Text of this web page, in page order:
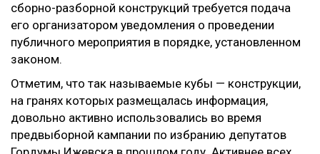
сборно-разборной конструкций требуется подача
его организатором уведомления о проведении
публичного мероприятия в порядке, установленном
законом.
Отметим, что так называемые кубы — конструкции,
на гранях которых размещалась информация,
довольно активно использовались во время
предвыборной кампании по избранию депутатов